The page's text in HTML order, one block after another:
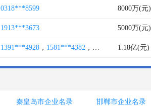
0318***8599 8000万(元)
1913***3673 5000万(元)
1391***4928 ， 1581***4382 ， 0108***07851.18亿(元)
秦皇岛市企业名录
邯郸市企业名录